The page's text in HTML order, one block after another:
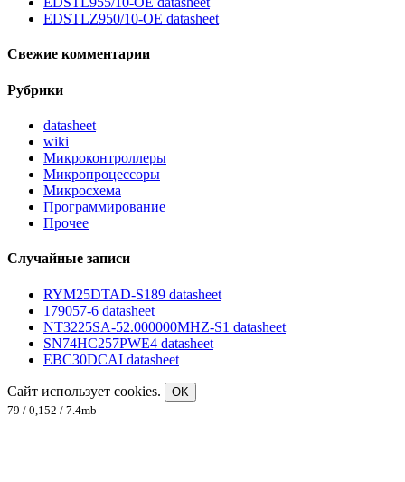
EDSTLZ950/10-OE datasheet
Свежие комментарии
Рубрики
datasheet
wiki
Микроконтроллеры
Микропроцессоры
Микросхема
Программирование
Прочее
Случайные записи
RYM25DTAD-S189 datasheet
179057-6 datasheet
NT3225SA-52.000000MHZ-S1 datasheet
SN74HC257PWE4 datasheet
EBC30DCAI datasheet
Сайт использует cookies.
OK
79 / 0,152 / 7.4mb